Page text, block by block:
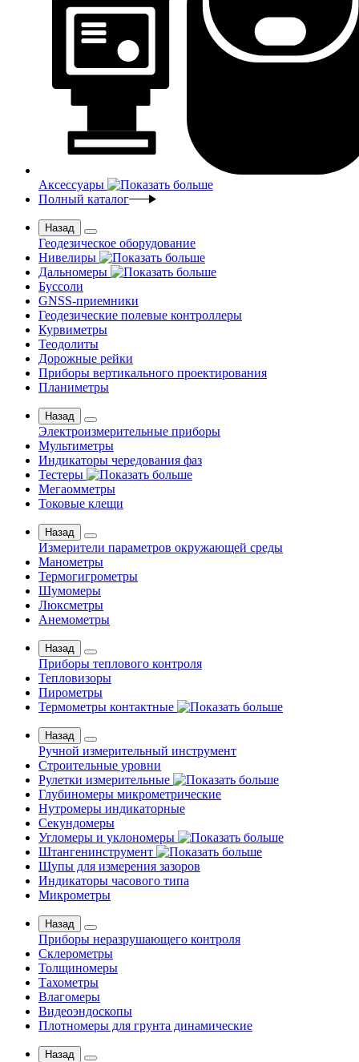
Аксессуары
Полный каталог
Назад
Геодезическое оборудование
Нивелиры
Дальномеры
Буссоли
GNSS-приемники
Геодезические полевые контроллеры
Курвиметры
Теодолиты
Дорожные рейки
Приборы вертикального проектирования
Планиметры
Назад
Электроизмерительные приборы
Мультиметры
Индикаторы чередования фаз
Тестеры
Мегаомметры
Токовые клещи
Назад
Измерители параметров окружающей среды
Манометры
Термогигрометры
Шумомеры
Люксметры
Анемометры
Назад
Приборы теплового контроля
Тепловизоры
Пирометры
Термометры контактные
Назад
Ручной измерительный инструмент
Строительные уровни
Рулетки измерительные
Глубиномеры микрометрические
Нутромеры индикаторные
Секундомеры
Угломеры и уклономеры
Штангенинструмент
Щупы для измерения зазоров
Индикаторы часового типа
Микрометры
Назад
Приборы неразрушающего контроля
Склерометры
Толщиномеры
Тахометры
Влагомеры
Видеоэндоскопы
Плотномеры для грунта динамические
Назад